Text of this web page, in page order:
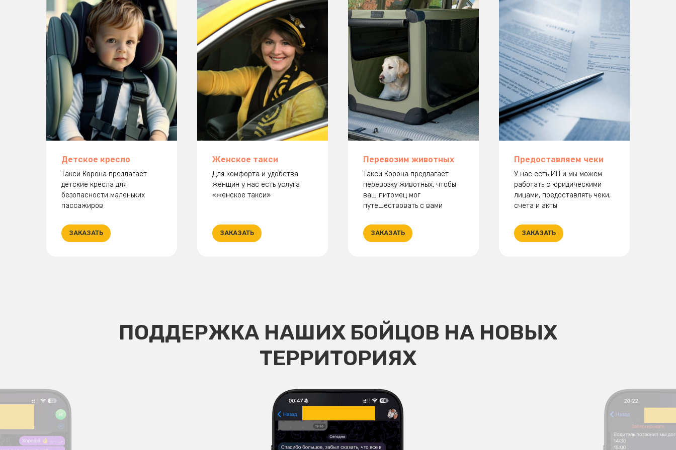
Детское кресло
Такси Корона предлагает
детские кресла для
безопасности маленьких
пассажиров
ЗАКАЗАТЬ
Женское такси
Для комфорта и удобства
женщин у нас есть услуга
«женское такси»
ЗАКАЗАТЬ
Перевозим животных
Такси Корона предлагает
перевозку животных, чтобы
ваш питомец мог
путешествовать с вами
ЗАКАЗАТЬ
Предоставляем чеки
У нас есть ИП и мы можем
работать с юридическими
лицами, предоставлять чеки,
счета и акты
ЗАКАЗАТЬ
ПОДДЕРЖКА НАШИХ БОЙЦОВ НА НОВЫХ
ТЕРРИТОРИЯХ